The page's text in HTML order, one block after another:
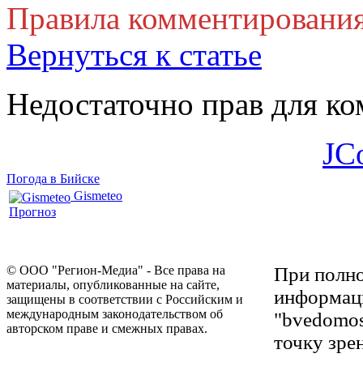
Правила
Вернуться к статье
Недостаточно прав для
Погода в Бийске
Gismeteo
Прогноз
© ООО "Регион-Медиа" - Все права на
материалы, опубликованные на сайте,
защищены в соответствии с Российским и
международным законодательством об
авторском праве и смежных правах.
При
точку